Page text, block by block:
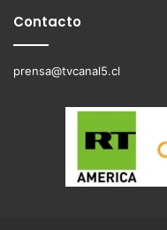
Contacto
prensa@tvcanal5.cl